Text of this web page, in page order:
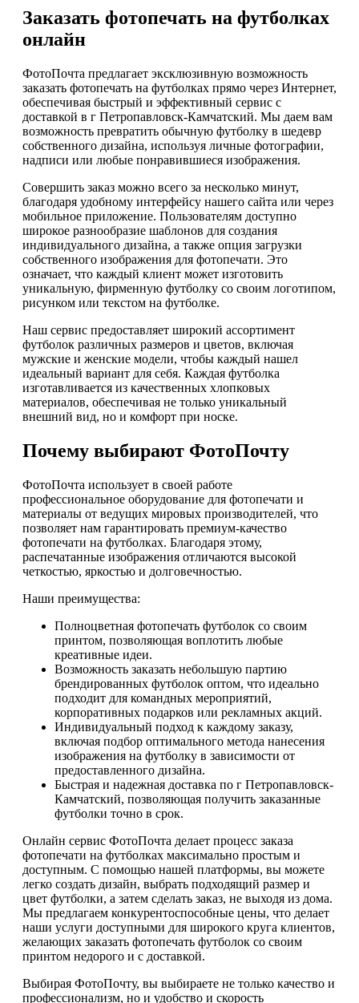
Заказать фотопечать на футболках
онлайн
ФотоПочта предлагает эксклюзивную возможность
заказать фотопечать на футболках прямо через Интернет,
обеспечивая быстрый и эффективный сервис с
доставкой в г Петропавловск-Камчатский. Мы даем вам
возможность превратить обычную футболку в шедевр
собственного дизайна, используя личные фотографии,
надписи или любые понравившиеся изображения.
Совершить заказ можно всего за несколько минут,
благодаря удобному интерфейсу нашего сайта или через
мобильное приложение. Пользователям доступно
широкое разнообразие шаблонов для создания
индивидуального дизайна, а также опция загрузки
собственного изображения для фотопечати. Это
означает, что каждый клиент может изготовить
уникальную, фирменную футболку со своим логотипом,
рисунком или текстом на футболке.
Наш сервис предоставляет широкий ассортимент
футболок различных размеров и цветов, включая
мужские и женские модели, чтобы каждый нашел
идеальный вариант для себя. Каждая футболка
изготавливается из качественных хлопковых
материалов, обеспечивая не только уникальный
внешний вид, но и комфорт при носке.
Почему выбирают ФотоПочту
ФотоПочта использует в своей работе
профессиональное оборудование для фотопечати и
материалы от ведущих мировых производителей, что
позволяет нам гарантировать премиум-качество
фотопечати на футболках. Благодаря этому,
распечатанные изображения отличаются высокой
четкостью, яркостью и долговечностью.
Наши преимущества:
Полноцветная фотопечать футболок со своим
принтом, позволяющая воплотить любые
креативные идеи.
Возможность заказать небольшую партию
брендированных футболок оптом, что идеально
подходит для командных мероприятий,
корпоративных подарков или рекламных акций.
Индивидуальный подход к каждому заказу,
включая подбор оптимального метода нанесения
изображения на футболку в зависимости от
предоставленного дизайна.
Быстрая и надежная доставка по г Петропавловск-
Камчатский, позволяющая получить заказанные
футболки точно в срок.
Онлайн сервис ФотоПочта делает процесс заказа
фотопечати на футболках максимально простым и
доступным. С помощью нашей платформы, вы можете
легко создать дизайн, выбрать подходящий размер и
цвет футболки, а затем сделать заказ, не выходя из дома.
Мы предлагаем конкурентоспособные цены, что делает
наши услуги доступными для широкого круга клиентов,
желающих заказать фотопечать футболок со своим
принтом недорого и с доставкой.
Выбирая ФотоПочту, вы выбираете не только качество и
профессионализм, но и удобство и скорость